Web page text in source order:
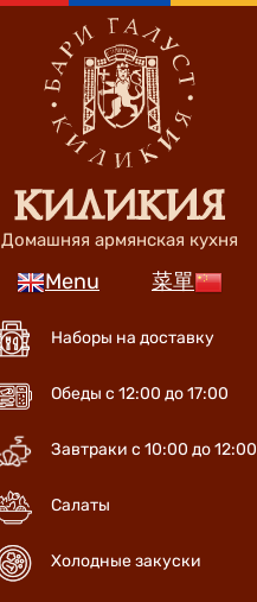
Домашняя армянская кухня
Menu 菜單
Наборы на доставку
Обеды с 12:00 до 17:00
Завтраки с 10:00 до 12:00
Салаты
Холодные закуски